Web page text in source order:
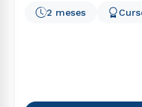
2 meses